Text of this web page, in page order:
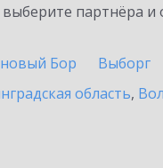
партнёра и
Бор Выборг
область,